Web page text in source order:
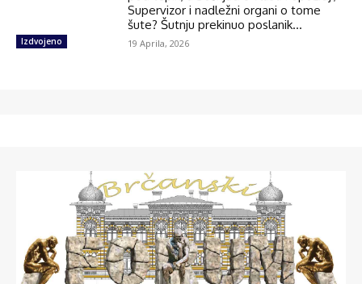
Izdvojeno
Supervizor i nadležni organi o tome
šute? Šutnju prekinuo poslanik...
19 Aprila, 2026